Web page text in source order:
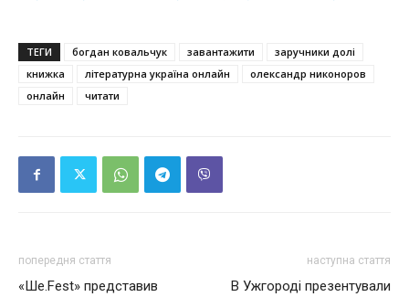
ТЕГИ богдан ковальчук завантажити
заручники долі
книжка
літературна україна онлайн
олександр никоноров
онлайн
читати
попередня стаття
«Ше.Fest» представив
наступна стаття
В Ужгороді презентували